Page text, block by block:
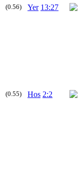
(0.56) Yer 13:27
(0.55) Hos 2:2